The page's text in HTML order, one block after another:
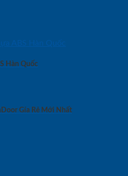
Hàn Quốc
Gía Rẻ Mới Nhất